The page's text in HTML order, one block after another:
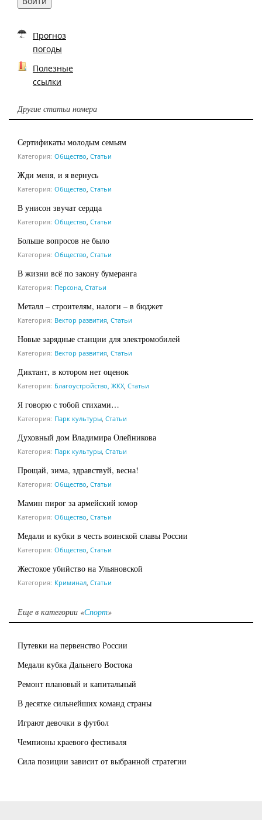
Прогноз
погоды
Полезные
ссылки
Другие статьи номера
Сертификаты молодым семьям
Категория: Общество, Статьи
Жди меня, и я вернусь
Категория: Общество, Статьи
В унисон звучат сердца
Категория: Общество, Статьи
Больше вопросов не было
Категория: Общество, Статьи
В жизни всё по закону бумеранга
Категория: Персона, Статьи
Металл – строителям, налоги – в бюджет
Категория: Вектор развития, Статьи
Новые зарядные станции для электромобилей
Категория: Вектор развития, Статьи
Диктант, в котором нет оценок
Категория: Благоустройство, ЖКХ, Статьи
Я говорю с тобой стихами…
Категория: Парк культуры, Статьи
Духовный дом Владимира Олейникова
Категория: Парк культуры, Статьи
Прощай, зима, здравствуй, весна!
Категория: Общество, Статьи
Мамин пирог за армейский юмор
Категория: Общество, Статьи
Медали и кубки в честь воинской славы России
Категория: Общество, Статьи
Жестокое убийство на Ульяновской
Категория: Криминал, Статьи
Еще в категории «Спорт»
Путевки на первенство России
Медали кубка Дальнего Востока
Ремонт плановый и капитальный
В десятке сильнейших команд страны
Играют девочки в футбол
Чемпионы краевого фестиваля
Сила позиции зависит от выбранной стратегии